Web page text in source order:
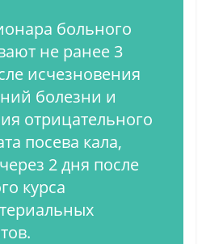
больного
не ранее 3
исчезновения
болезни и
отрицательного
посева кала,
2 дня после
курса